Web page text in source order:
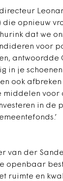
opnieuw
dat we
voor
antwoordde
in je
ook
voor
in de
van der
openbaar
ruimte en